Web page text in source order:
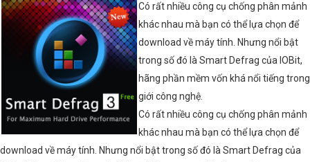
Có rất nhiều công cụ chống phân mảnh
khác nhau mà bạn có thể lựa chọn để
download về máy tính. Nhưng nổi bật
trong số đó là Smart Defrag của IOBit,
hãng phần mềm vốn khá nổi tiếng trong
giới công nghệ.
Có rất nhiều công cụ chống phân mảnh
khác nhau mà bạn có thể lựa chọn để
download về máy tính. Nhưng nổi bật trong số đó là Smart Defrag của